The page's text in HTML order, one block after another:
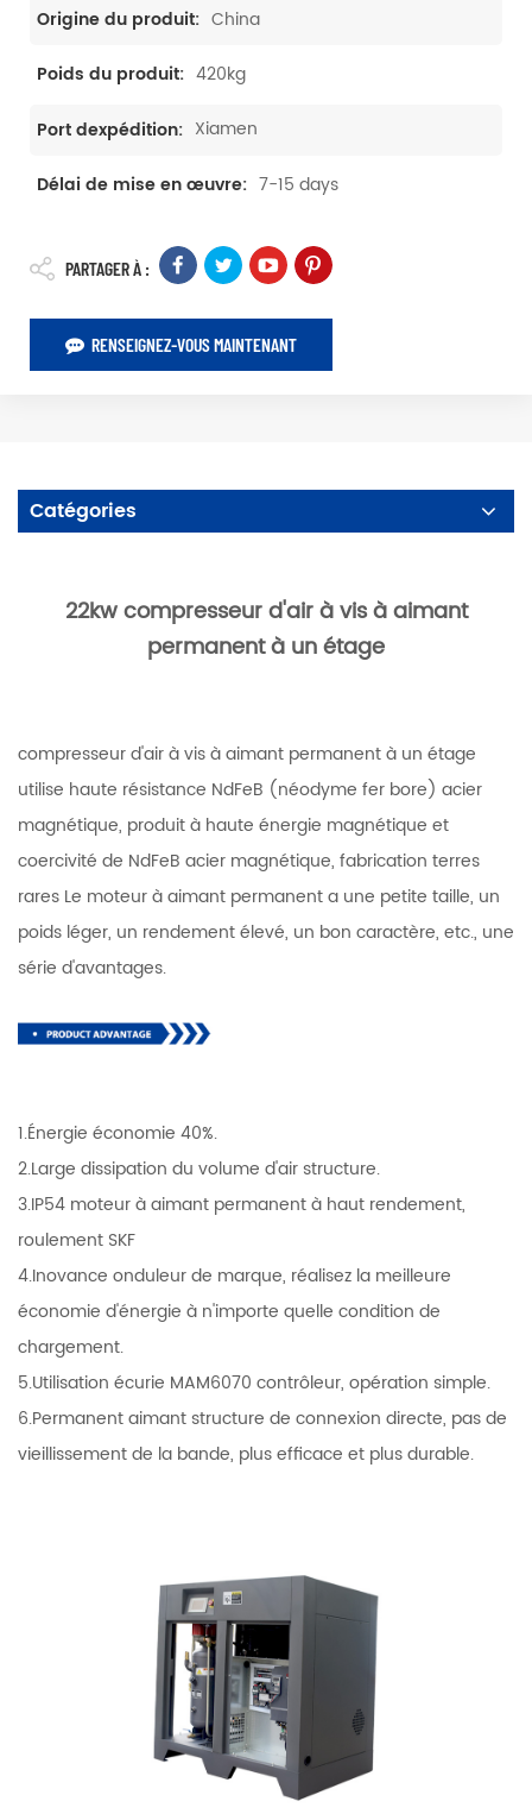
Origine du produit: China
Poids du produit: 420kg
Port dexpédition: Xiamen
Délai de mise en œuvre: 7-15 days
PARTAGER À :
RENSEIGNEZ-VOUS MAINTENANT
Catégories
22kw compresseur d'air à vis à aimant
permanent à un étage
compresseur d'air à vis à aimant permanent à un étage
utilise haute résistance NdFeB (néodyme fer bore) acier
magnétique, produit à haute énergie magnétique et
coercivité de NdFeB acier magnétique, fabrication terres
rares Le moteur à aimant permanent a une petite taille, un
poids léger, un rendement élevé, un bon caractère, etc., une
série d'avantages.
1.Énergie économie 40%.
2.Large dissipation du volume d'air structure.
3.IP54 moteur à aimant permanent à haut rendement,
roulement SKF
4.Inovance onduleur de marque, réalisez la meilleure
économie d'énergie à n'importe quelle condition de
chargement.
5.Utilisation écurie MAM6070 contrôleur, opération simple.
6.Permanent aimant structure de connexion directe, pas de
vieillissement de la bande, plus efficace et plus durable.